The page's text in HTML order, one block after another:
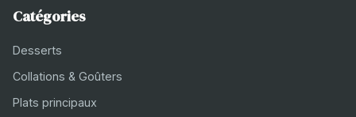
Catégories
Desserts
Collations & Goûters
Plats principaux